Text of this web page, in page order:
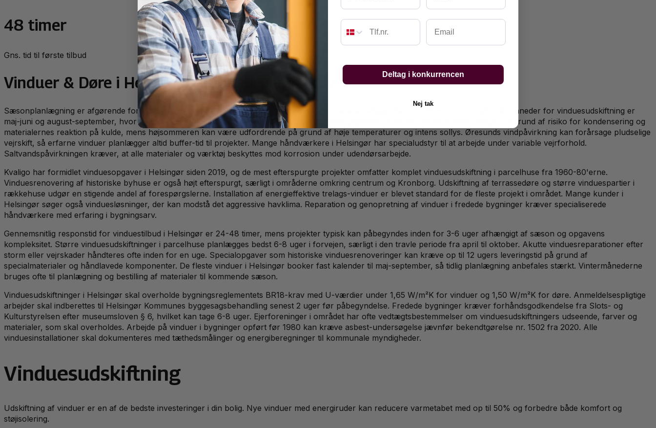
48 timer
Gns. tid til første tilbud
Vinduer & Døre i Helsingør— lokalt perspektiv
Sæsonplanlægning er afgørende for vinduesarbejde i Helsingør på grund af byens eksponerede beliggenhed ved Øresund. De optimale måneder for vinduesudskiftning er
maj-juni og august-september, hvor temperaturer ligger stabilt mellem 15-20 grader og luftfugtigheden er lavest. Vinterarbejde undgås på grund af risiko for kondensering og
materialernes reaktion på kulde, mens højsommeren kan være udfordrende på grund af høje temperaturer og intens sollys. Øresunds vindpåvirkning kan forårsage pludselige
vejrskift, så erfarne vinduer planlægger altid buffer-tid til projekter. Mange håndværkere i Helsingør har specialudstyr til at arbejde under variable vejrforhold.
Saltvandspåvirkningen kræver, at alle materialer og værktøj beskyttes mod korrosion under udendørsarbejde.
Kvaligo har formidlet vinduesopgaver i Helsingør siden 2019, og de mest efterspurgte projekter omfatter komplet vinduesudskiftning i parcelhuse fra 1960-80'erne.
Vinduesrenovering af historiske byhuse er også højt efterspurgt, særligt i områderne omkring centrum og Kronborg. Udskiftning af terrassedøre og større vinduespartier i
rækkehuse udgør en stigende andel af forespørgslerne. Installation af energieffektive trelags-vinduer er blevet standard for de fleste projekt i området. Mange kunder i
Helsingør søger også vinduesløsninger, der kan modstå det aggressive havklima. Reparation og genopretning af vinduer i fredede bygninger kræver specialiserede
håndværkere med erfaring i bygningsarv.
Gennemsnitlig responstid for vinduestilbud i Helsingør er 24-48 timer, mens projekter typisk kan påbegyndes inden for 3-6 uger afhængigt af sæson og opgavens
kompleksitet. Større vinduesudskiftninger i parcelhuse planlægges bedst 6-8 uger i forvejen, særligt i den travle periode fra april til oktober. Akutte vinduesreparationer efter
storm eller vejrskader håndteres ofte inden for en uge. Specialopgaver som historiske vinduesrenoveringer kan kræve op til 12 ugers leveringstid på grund af
specialmaterialer og håndlavede komponenter. De fleste vinduer i Helsingør booker fast kalender til maj-september, så tidlig planlægning anbefales stærkt. Vintermånederne
bruges ofte til planlægning og bestilling af materialer til kommende sæson.
Vinduesudskiftninger i Helsingør skal overholde bygningsreglementets BR18-krav med U-værdier under 1,65 W/m²K for vinduer og 1,50 W/m²K for døre. Anmeldelsespligtige
arbejder skal indberettes til Helsingør Kommunes byggesagsbehandling senest 2 uger før påbegyndelse. Fredede bygninger kræver forhåndsgodkendelse fra Slots- og
Kulturstyrelsen efter museumsloven § 6, hvilket kan tage 6-8 uger. Ejerforeninger i området har ofte vedtægtsbestemmelser om vinduesudskiftningers udseende, farver og
materialer, som skal overholdes. Arbejde på vinduer i bygninger opført før 1980 kan kræve asbest-undersøgelse jævnfør bekendtgørelse nr. 1502 fra 2020. Alle
vinduesinstallationer skal dokumenteres med tæthedsmålinger og energiberegninger til kommunale myndigheder.
Vinduesudskiftning
Udskiftning af vinduer er en af de bedste investeringer i din bolig. Nye vinduer med energiruder kan reducere varmetabet med op til 50% og forbedre både komfort og
støjisolering.
Email
Deltag i konkurrencen
Nej tak